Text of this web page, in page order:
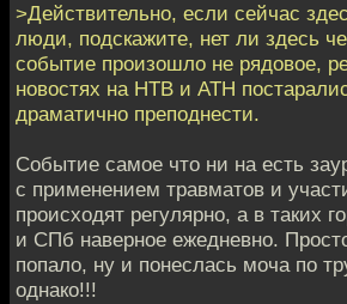
>Действительно, если сейчас
люди, подскажите, нет ли здесь
событие произошло не рядовое,
новостях на НТВ и АТН
драматично преподнести.
Событие самое что ни на есть
с применением травматов и
происходят регулярно, а в таких
и СПб наверное ежедневно.
попало, ну и понеслась моча по
однако!!!